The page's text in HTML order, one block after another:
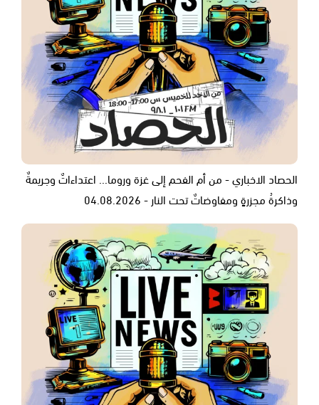
الحصاد الاخباري - من أم الفحم إلى غزة وروما... اعتداءاتٌ وجريمةٌ
وذاكرةُ مجزرةٍ ومفاوضاتٌ تحت النار - 04.08.2026